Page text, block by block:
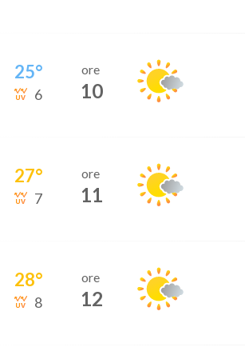
25°
6
ore
10
27°
7
ore
11
28°
8
ore
12